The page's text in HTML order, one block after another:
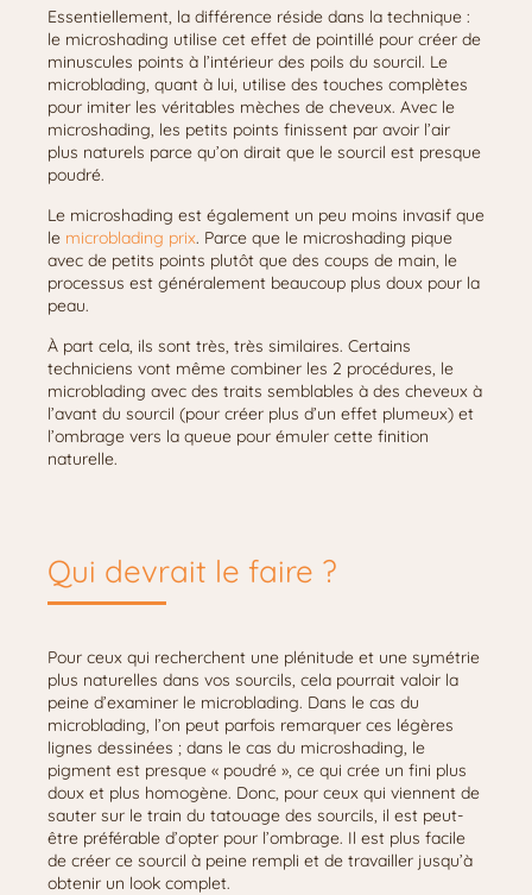
Essentiellement, la différence réside dans la technique :
le microshading utilise cet effet de pointillé pour créer de
minuscules points à l’intérieur des poils du sourcil. Le
microblading, quant à lui, utilise des touches complètes
pour imiter les véritables mèches de cheveux. Avec le
microshading, les petits points finissent par avoir l’air
plus naturels parce qu’on dirait que le sourcil est presque
poudré.
Le microshading est également un peu moins invasif que
le microblading prix. Parce que le microshading pique
avec de petits points plutôt que des coups de main, le
processus est généralement beaucoup plus doux pour la
peau.
À part cela, ils sont très, très similaires. Certains
techniciens vont même combiner les 2 procédures, le
microblading avec des traits semblables à des cheveux à
l’avant du sourcil (pour créer plus d’un effet plumeux) et
l’ombrage vers la queue pour émuler cette finition
naturelle.
Qui devrait le faire ?
Pour ceux qui recherchent une plénitude et une symétrie
plus naturelles dans vos sourcils, cela pourrait valoir la
peine d’examiner le microblading. Dans le cas du
microblading, l’on peut parfois remarquer ces légères
lignes dessinées ; dans le cas du microshading, le
pigment est presque « poudré », ce qui crée un fini plus
doux et plus homogène. Donc, pour ceux qui viennent de
sauter sur le train du tatouage des sourcils, il est peut-
être préférable d’opter pour l’ombrage. Il est plus facile
de créer ce sourcil à peine rempli et de travailler jusqu’à
obtenir un look complet.